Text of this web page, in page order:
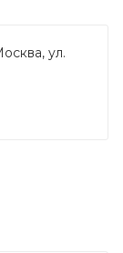
ул.